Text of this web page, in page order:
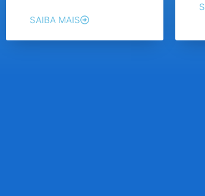
SAIBA MAIS